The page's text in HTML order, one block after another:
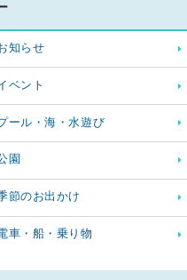
知らせ
ベント
ール・海・水遊び
園
節のお出かけ
車・船・乗り物